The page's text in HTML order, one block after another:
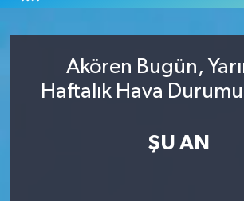
Akören Bugün,
Haftalık Hava
ŞU AN
Kocaeli Namaz Vakitleri
Süper Lig Puan Durumu ve